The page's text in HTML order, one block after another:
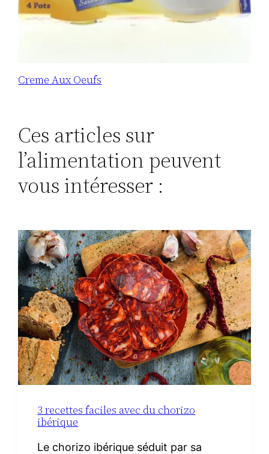
Creme Aux Oeufs
Ces articles sur
l’alimentation peuvent
vous intéresser :
3 recettes faciles avec du chorizo
ibérique
Le chorizo ibérique séduit par sa